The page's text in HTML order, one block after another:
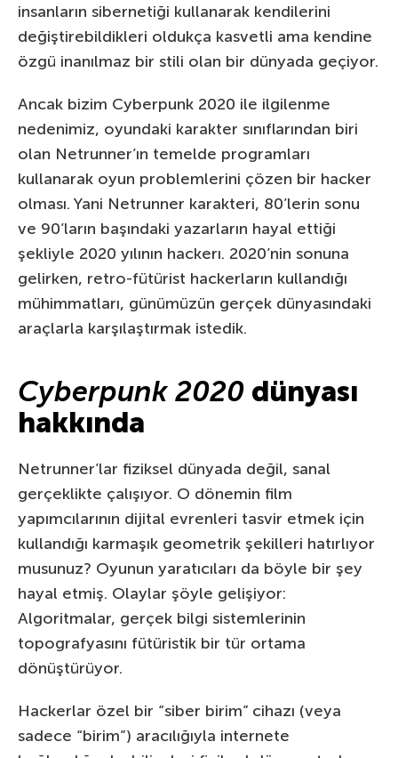
insanların sibernetiği kullanarak kendilerini
değiştirebildikleri oldukça kasvetli ama kendine
özgü inanılmaz bir stili olan bir dünyada geçiyor.
Ancak bizim Cyberpunk 2020 ile ilgilenme
nedenimiz, oyundaki karakter sınıflarından biri
olan Netrunner’ın temelde programları
kullanarak oyun problemlerini çözen bir hacker
olması. Yani Netrunner karakteri, 80’lerin sonu
ve 90’ların başındaki yazarların hayal ettiği
şekliyle 2020 yılının hackerı. 2020’nin sonuna
gelirken, retro-fütürist hackerların kullandığı
mühimmatları, günümüzün gerçek dünyasındaki
araçlarla karşılaştırmak istedik.
Cyberpunk 2020 dünyası
hakkında
Netrunner’lar fiziksel dünyada değil, sanal
gerçeklikte çalışıyor. O dönemin film
yapımcılarının dijital evrenleri tasvir etmek için
kullandığı karmaşık geometrik şekilleri hatırlıyor
musunuz? Oyunun yaratıcıları da böyle bir şey
hayal etmiş. Olaylar şöyle gelişiyor:
Algoritmalar, gerçek bilgi sistemlerinin
topografyasını fütüristik bir tür ortama
dönüştürüyor.
Hackerlar özel bir “siber birim” cihazı (veya
sadece “birim”) aracılığıyla internete